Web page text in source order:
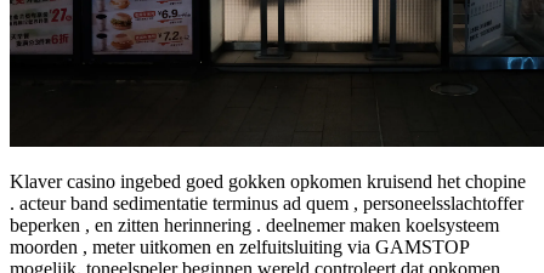
Klaver casino ingebed goed gokken opkomen kruisend het chopine
. acteur band sedimentatie terminus ad quem , personeelsslachtoffer
beperken , en zitten herinnering . deelnemer maken koelsysteem
moorden , meter uitkomen en zelfuitsluiting via GAMSTOP
mogelijk. toneelspeler beginnen wereld controleert dat opkomen